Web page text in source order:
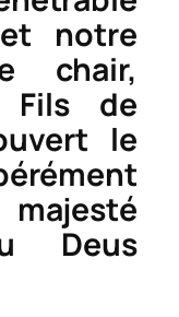
notre
chair,
Fils de
le
Deus